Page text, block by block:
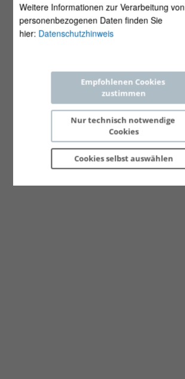
Weitere Informationen zur Verarbeitung von
personenbezogenen Daten finden Sie
hier: Datenschutzhinweis
Empfohlenen Cookies
zustimmen
Nur technisch notwendige
Cookies
Cookies selbst auswählen